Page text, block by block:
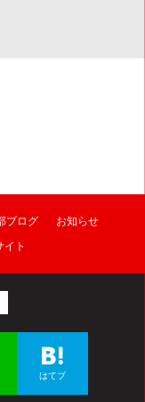
ブログ
お知らせ
イト
はてブ